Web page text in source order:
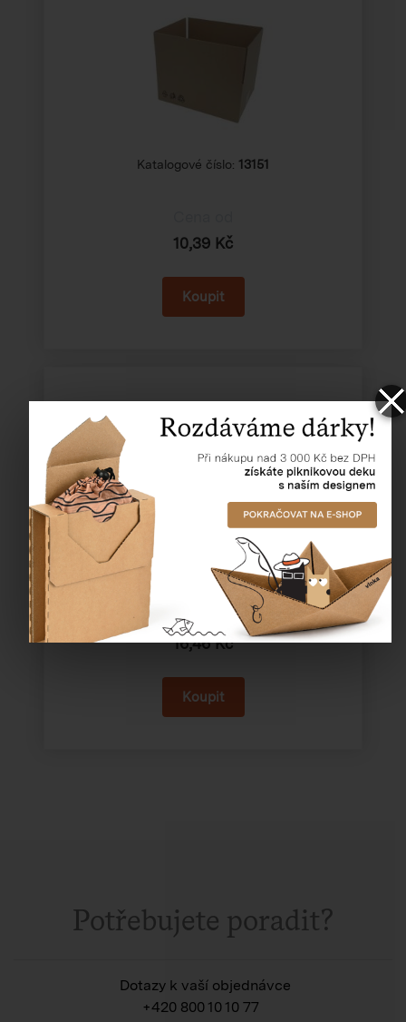
Katalogové číslo: 13151
10,39 Kč
Lepicí páska - AKRYL transparent
Katalogové číslo:80001
Cena od
16,46 Kč
Potřebujete poradit?
Dotazy k vaší objednávce
+420 800 10 10 77